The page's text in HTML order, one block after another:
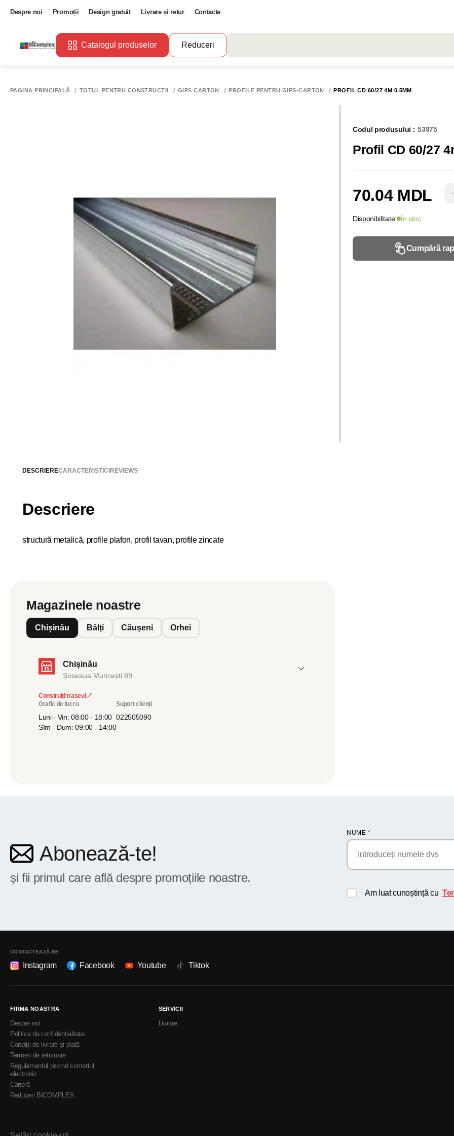
Despre noi Promoții Design gratuit Livrare și retur Contacte
Catalogul produselor Reduceri
PAGINA PRINCIPALĂ TOTUL PENTRU CONSTRUCȚII GIPS CARTON PROFILE PENTRU GIPS-CARTON PROFIL CD 60/27 4M 0.5MM
Codul produsului : 53975
Profil CD 60/
70.04 MDL
Disponibilitate: În stoc
Cumpără
DESCRIERECARACTERISTICI REVIEWS
Descriere
structură metalică, profile plafon, profil tavan, profile zincate
Magazinele noastre
Chișinău Bălți Căușeni Orhei
Chișinău
Șoseaua Muncești 89
Construiți traseul
Grafic de lucru
Luni - Vin: 08:00 - 18:00
Sîm - Dum: 09:00 - 14:00
Suport clienți
022505090
Abonează-te!
și fii primul care află despre promoțiile noastre.
NUME *
Am luat cunoștință cu
CONTACTEAZĂ-NE
Instagram Facebook Youtube Tiktok
FIRMA NOASTRA
Despre noi
Politica de confidențialitate
Condiții de livrare și plată
Termen de returnare
Regulamentul privind comerțul
electronic
Carieră
Reduceri BICOMPLEX
SERVICII
Livrare